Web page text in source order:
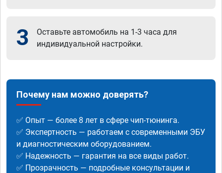
3
Оставьте автомобиль на 1-3 часа для
индивидуальной настройки.
Почему нам можно доверять?
✅ Опыт — более 8 лет в сфере чип-тюнинга.
✅ Экспертность — работаем с современными ЭБУ
и диагностическим оборудованием.
✅ Надежность — гарантия на все виды работ.
✅ Прозрачность — подробные консультации и